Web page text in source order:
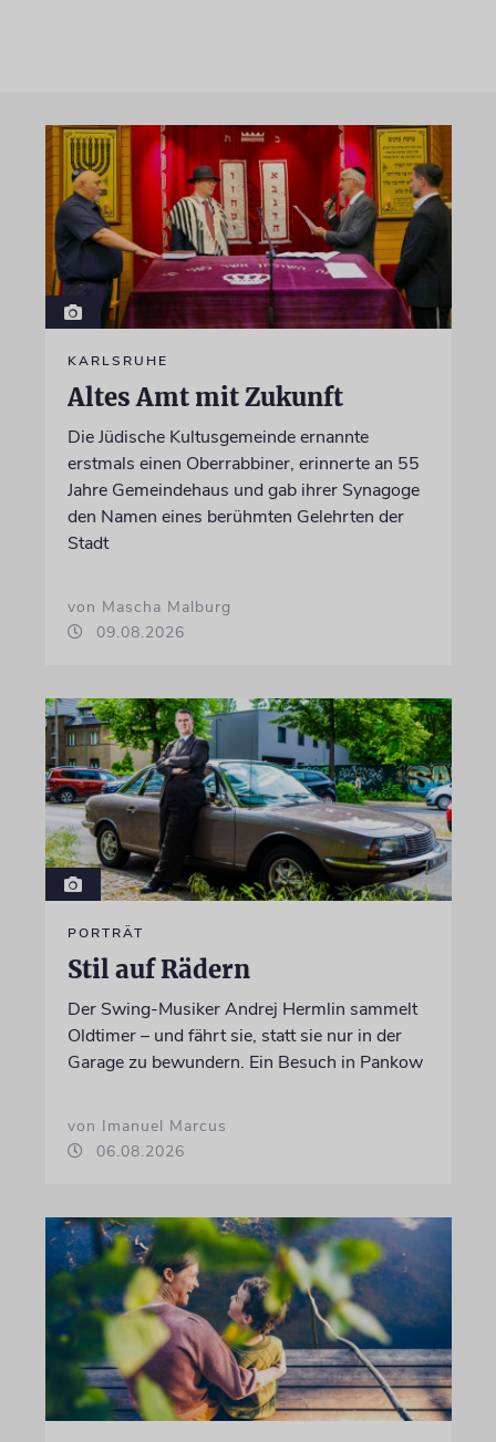
KARLSRUHE
Altes Amt mit Zukunft
Die Jüdische Kultusgemeinde ernannte
erstmals einen Oberrabbiner, erinnerte an 55
Jahre Gemeindehaus und gab ihrer Synagoge
den Namen eines berühmten Gelehrten der
Stadt
von Mascha Malburg
09.08.2026
PORTRÄT
Stil auf Rädern
Der Swing-Musiker Andrej Hermlin sammelt
Oldtimer – und fährt sie, statt sie nur in der
Garage zu bewundern. Ein Besuch in Pankow
von Imanuel Marcus
06.08.2026